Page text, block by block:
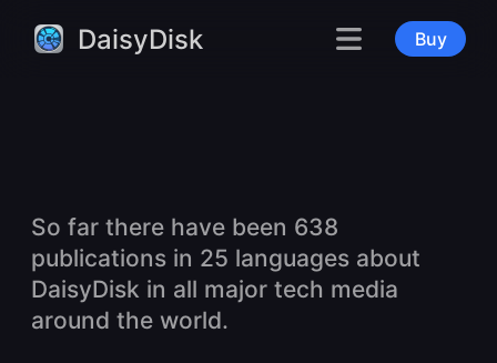
DaisyDisk Buy
So far there have been 638
publications in 25 languages about
DaisyDisk in all major tech media
around the world.